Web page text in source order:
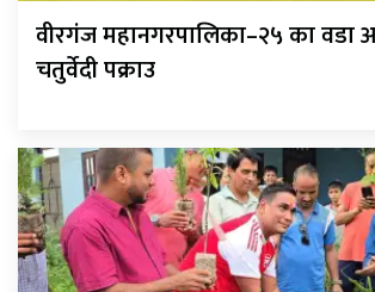
वीरगंज महानगरपालिका–२५ का वडा
चतुर्वेदी पक्राउ